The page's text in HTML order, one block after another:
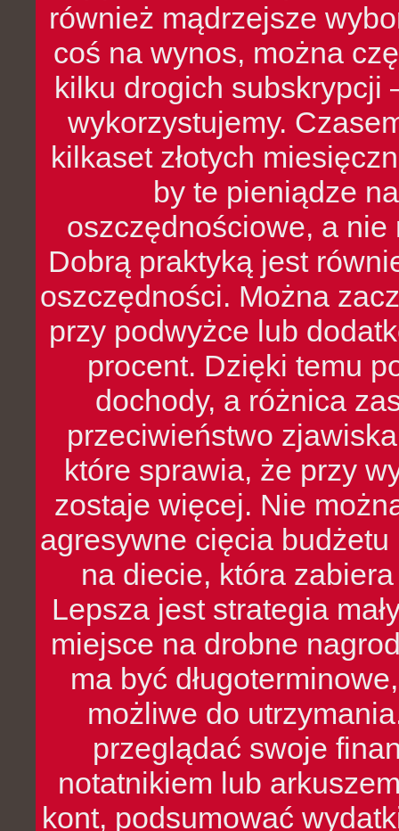
również mądrzejsze
coś na wynos, można
kilku drogich subskrypcji
wykorzystujemy.
kilkaset złotych
by te pieniądze
oszczędnościowe, a nie
Dobrą praktyką jest
oszczędności. Można
przy podwyżce lub
procent. Dzięki temu
dochody, a różnica
przeciwieństwo
które sprawia, że przy
zostaje więcej. Nie
agresywne cięcia
na diecie, która
Lepsza jest strategia
miejsce na drobne
ma być
możliwe do
przeglądać swoje
notatnikiem lub
kont, podsumować